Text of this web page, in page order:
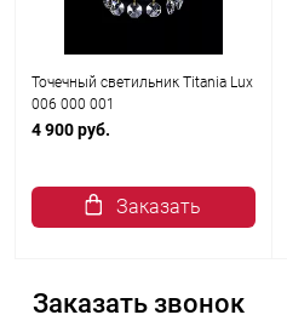
Точечный светильник Titania Lux
006 000 001
4 900 руб.
Заказать
Заказать звонок